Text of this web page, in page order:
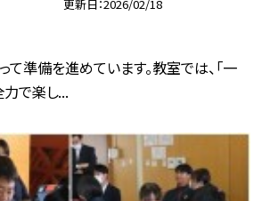
更新日 2026/02/18
て準備を進めています。教室では、「一
で楽し...